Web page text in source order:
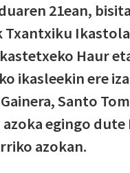
21ean,
Txantxiku
Haur
ikasleekin ere
Santo
egingo
azokan.